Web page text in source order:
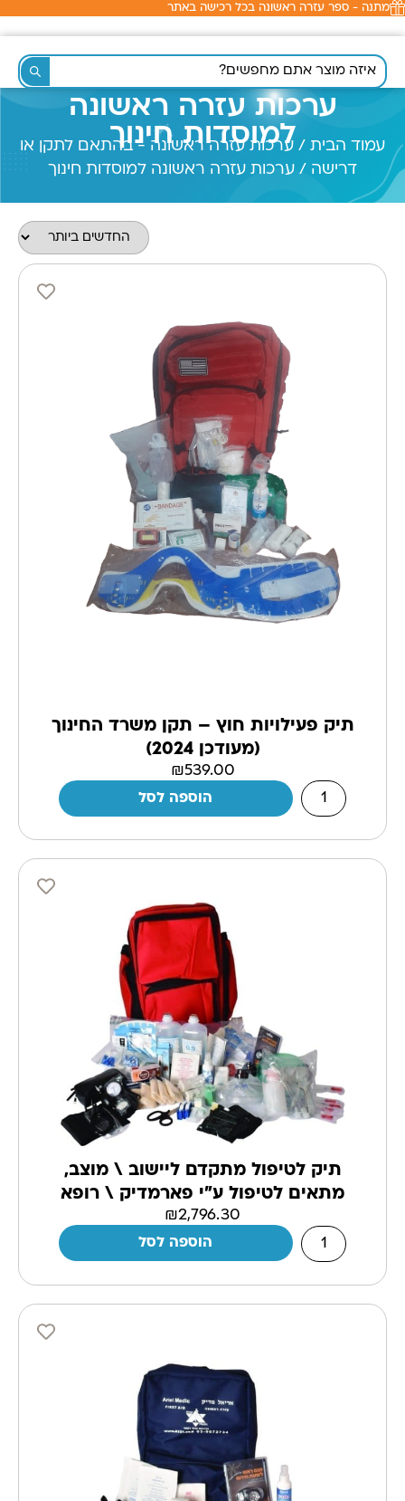
מתנה - ספר עזרה ראשונה בכל רכישה באתר
ערכות עזרה ראשונה
למוסדות חינוך
עמוד הבית / ערכות עזרה ראשונה - בהתאם לתקן או
דרישה / ערכות עזרה ראשונה למוסדות חינוך
תיק פעילויות חוץ – תקן משרד החינוך
(מעודכן 2024)
₪539.00
הוספה לסל
תיק לטיפול מתקדם ליישוב \ מוצב,
מתאים לטיפול ע"י פארמדיק \ רופא
₪2,796.30
הוספה לסל